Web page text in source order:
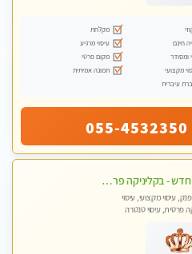
מקלחת
חינם
עיסוי מרגיע
ומסודר
מקום פרטי
מקצועי
תמונה אמיתית
עיברית
055-4532350
חדש חדש - בקליניקה פרטית עיסוי לחידוש אנרגיות עיסוי חלומי מומלץ מאוד !
עיסוי מקצועי, עיסוי
פרטית, עיסוי טנטרה